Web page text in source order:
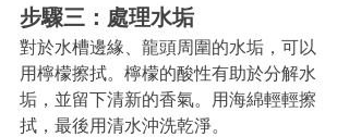
步驟三：處理水垢
對於水槽邊緣、龍頭周圍的水垢，可以
用檸檬擦拭。檸檬的酸性有助於分解水
垢，並留下清新的香氣。用海綿輕輕擦
拭，最後用清水沖洗乾淨。